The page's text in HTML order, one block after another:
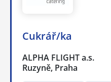
Cukrář/ka
ALPHA FLIGHT a.s.
Ruzyně, Praha